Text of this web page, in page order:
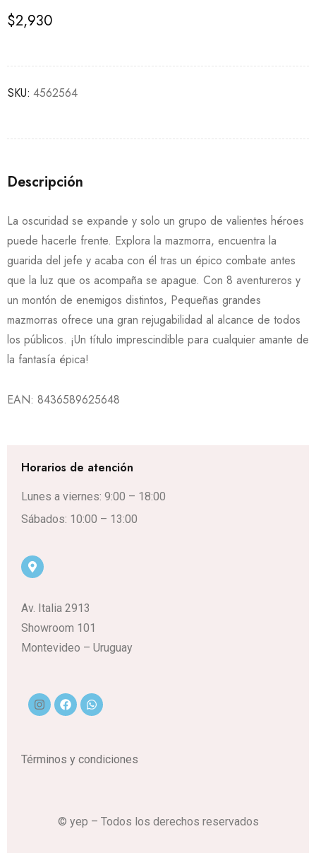
$2,930
SKU: 4562564
Descripción
La oscuridad se expande y solo un grupo de valientes héroes
puede hacerle frente. Explora la mazmorra, encuentra la
guarida del jefe y acaba con él tras un épico combate antes
que la luz que os acompaña se apague. Con 8 aventureros y
un montón de enemigos distintos, Pequeñas grandes
mazmorras ofrece una gran rejugabilidad al alcance de todos
los públicos. ¡Un título imprescindible para cualquier amante de
la fantasía épica!
EAN: 8436589625648
Horarios de atención
Lunes a viernes: 9:00 – 18:00
Sábados: 10:00 – 13:00
Av. Italia 2913
Showroom 101
Montevideo – Uruguay
Términos y condiciones
© yep – Todos los derechos reservados